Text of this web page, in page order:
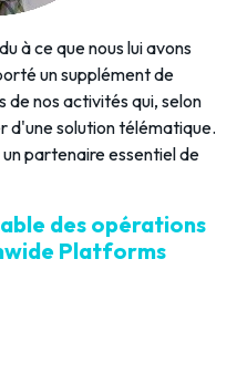
à ce que nous lui avons
un supplément de
de nos activités qui, selon
d'une solution télématique.
partenaire essentiel de
des opérations
Platforms